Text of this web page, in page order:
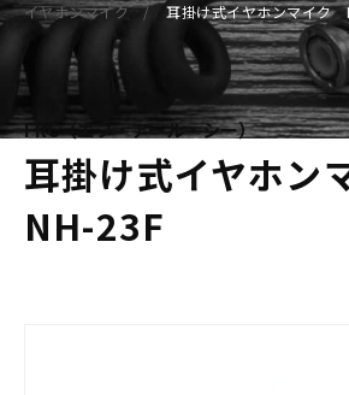
イヤホンマイク
耳掛け式イヤホンマイク
FRC（エフ・アール・シー）
耳掛け式イヤホン
NH-23F